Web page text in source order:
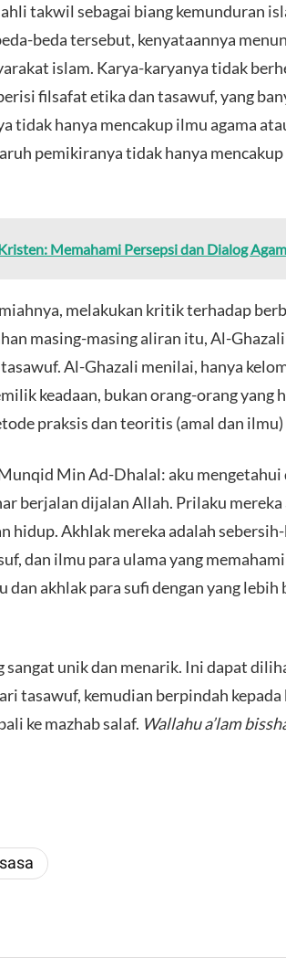
takwil sebagai biang kemunduran
beda tersebut, kenyataannya
islam. Karya-karyanya tidak
filsafat etika dan tasawuf, yang
hanya mencakup ilmu agama
pemikiranya tidak hanya
Memahami Persepsi dan Dialog
melakukan kritik terhadap
masing-masing aliran itu, Al-
Al-Ghazali menilai, hanya
keadaan, bukan orang-orang yang
praksis dan teoritis (amal dan ilmu)
Min Ad-Dhalal: aku mengetahui
berjalan dijalan Allah. Prilaku
hidup. Akhlak mereka adalah
dan ilmu para ulama yang
akhlak para sufi dengan yang lebih
sangat unik dan menarik. Ini dapat
tasawuf, kemudian berpindah
ke mazhab salaf. Wallahu a’lam